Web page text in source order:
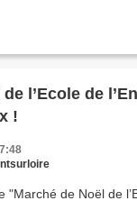
l’Ecole de
!